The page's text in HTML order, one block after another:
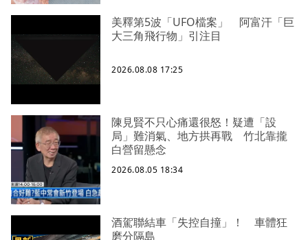
美釋第5波「UFO檔案」 阿富汗「巨
大三角飛行物」引注目
2026.08.08 17:25
陳見賢不只心痛還很怒！疑遭「設
局」難消氣、地方拱再戰 竹北靠攏
白營留懸念
2026.08.05 18:34
酒駕聯結車「失控自撞」！ 車體狂
磨分隔島